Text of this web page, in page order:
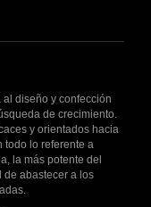
diseño y confección
de crecimiento.
y orientados hacia
todo lo referente a
la más potente del
de abastecer a los